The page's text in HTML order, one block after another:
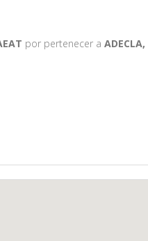
por pertenecer a ADECLA,